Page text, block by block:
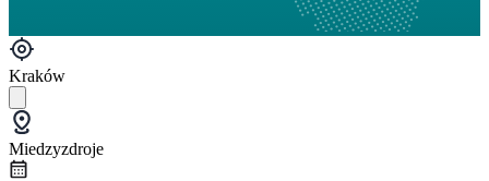
Kraków
Miedzyzdroje